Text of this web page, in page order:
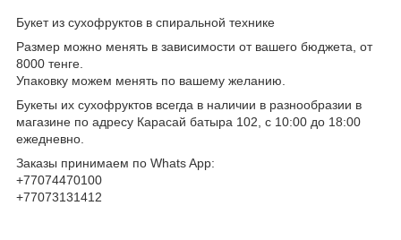
Букет из сухофруктов в спиральной технике
Размер можно менять в зависимости от вашего бюджета, от
8000 тенге.
Упаковку можем менять по вашему желанию.
Букеты их сухофруктов всегда в наличии в разнообразии в
магазине по адресу Карасай батыра 102, с 10:00 до 18:00
ежедневно.
Заказы принимаем по Whats App:
+77074470100
+77073131412